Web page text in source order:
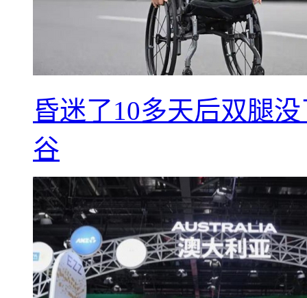
昏迷了10多天后双腿
谷